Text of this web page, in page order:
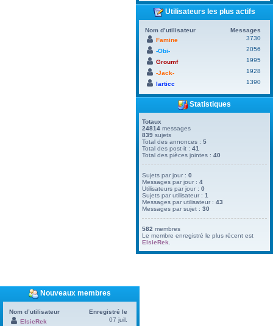
Nouveaux membres
Nom d’utilisateur
Enregistré le
ElsieRek
07 juil.
Utilisateurs les plus actifs
Nom d’utilisateur
Messages
Famine
3730
-Obi-
2056
Groumf
1995
-Jack-
1928
larticc
1390
Statistiques
Totaux
24814 messages
839 sujets
Total des annonces :5
Total des post-it :41
Total des pièces jointes :40
Sujets par jour :0
Messages par jour :4
Utilisateurs par jour :0
Sujets par utilisateur :1
Messages par utilisateur :43
Messages par sujet :30
582 membres
Le membre enregistré le plus récent est
ElsieRek